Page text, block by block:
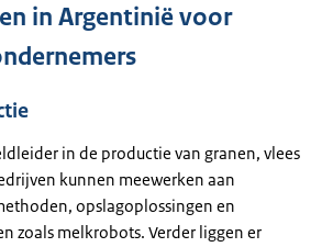
in Argentinië voor
in de productie van granen, vlees
kunnen meewerken aan
opslagoplossingen en
zoals melkrobots. Verder liggen er